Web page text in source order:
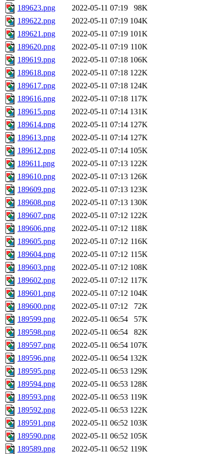
189623.png
2022-05-11 07:19
98K
189622.png
2022-05-11 07:19 104K
189621.png
2022-05-11 07:19 101K
189620.png
2022-05-11 07:19 110K
189619.png
2022-05-11 07:18 106K
189618.png
2022-05-11 07:18 122K
189617.png
2022-05-11 07:18 124K
189616.png
2022-05-11 07:18 117K
189615.png
2022-05-11 07:14 131K
189614.png
2022-05-11 07:14 127K
189613.png
2022-05-11 07:14 127K
189612.png
2022-05-11 07:14 105K
189611.png
2022-05-11 07:13 122K
189610.png
2022-05-11 07:13 126K
189609.png
2022-05-11 07:13 123K
189608.png
2022-05-11 07:13 130K
189607.png
2022-05-11 07:12 122K
189606.png
2022-05-11 07:12 118K
189605.png
2022-05-11 07:12 116K
189604.png
2022-05-11 07:12 115K
189603.png
2022-05-11 07:12 108K
189602.png
2022-05-11 07:12 117K
189601.png
2022-05-11 07:12 104K
189600.png
2022-05-11 07:12
72K
189599.png
2022-05-11 06:54
57K
189598.png
2022-05-11 06:54
82K
189597.png
2022-05-11 06:54 107K
189596.png
2022-05-11 06:54 132K
189595.png
2022-05-11 06:53 129K
189594.png
2022-05-11 06:53 128K
189593.png
2022-05-11 06:53 119K
189592.png
2022-05-11 06:53 122K
189591.png
2022-05-11 06:52 103K
189590.png
2022-05-11 06:52 105K
189589.png
2022-05-11 06:52 119K